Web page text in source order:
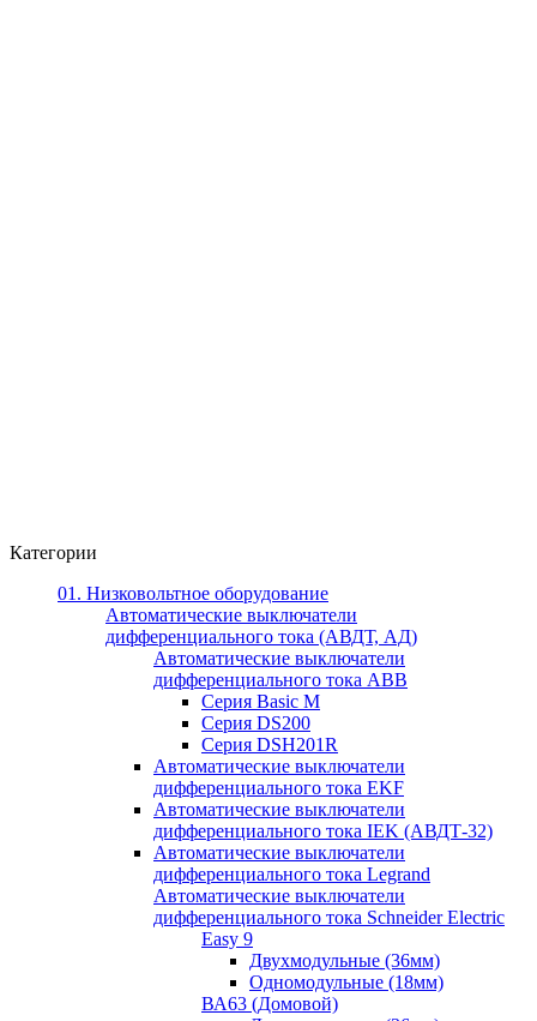
Категории
01. Низковольтное оборудование
Автоматические выключатели
дифференциального тока (АВДТ, АД)
Автоматические выключатели
дифференциального тока ABB
Серия Basic M
Серия DS200
Серия DSH201R
Автоматические выключатели
дифференциального тока EKF
Автоматические выключатели
дифференциального тока IEK (АВДТ-32)
Автоматические выключатели
дифференциального тока Legrand
Автоматические выключатели
дифференциального тока Schneider Electric
Easy 9
Двухмодульные (36мм)
Одномодульные (18мм)
ВА63 (Домовой)